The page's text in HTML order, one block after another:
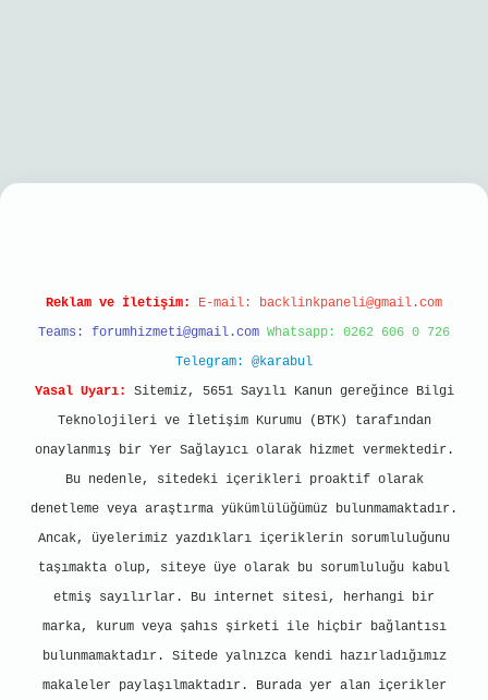
Reklam ve İletişim: E-mail: backlinkpaneli@gmail.com
Teams: forumhizmeti@gmail.com Whatsapp: 0262 606 0 726
Telegram: @karabul
Yasal Uyarı:
Sitemiz, 5651 Sayılı Kanun gereğince Bilgi
Teknolojileri ve İletişim Kurumu (BTK) tarafından
onaylanmış bir Yer Sağlayıcı olarak hizmet vermektedir.
Bu nedenle, sitedeki içerikleri proaktif olarak
denetleme veya araştırma yükümlülüğümüz bulunmamaktadır.
Ancak, üyelerimiz yazdıkları içeriklerin sorumluluğunu
taşımakta olup, siteye üye olarak bu sorumluluğu kabul
etmiş sayılırlar. Bu internet sitesi, herhangi bir
marka, kurum veya şahıs şirketi ile hiçbir bağlantısı
bulunmamaktadır. Sitede yalnızca kendi hazırladığımız
makaleler paylaşılmaktadır. Burada yer alan içerikler